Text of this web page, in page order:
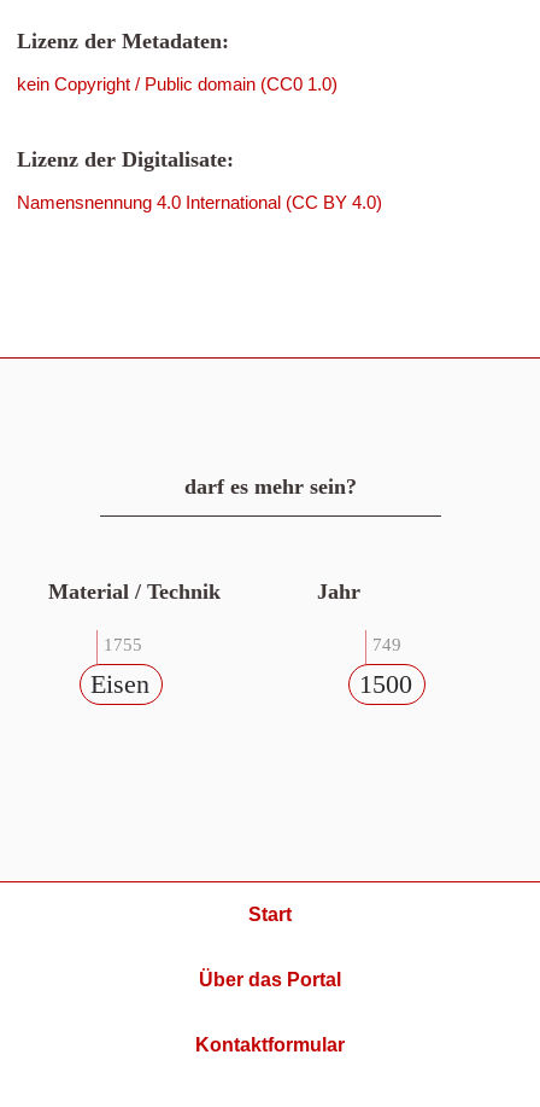
Lizenz der Metadaten:
kein Copyright / Public domain (CC0 1.0)
Lizenz der Digitalisate:
Namensnennung 4.0 International (CC BY 4.0)
darf es mehr sein?
Material / Technik
1755
Eisen
Jahr
749
1500
Start
Über das Portal
Kontaktformular